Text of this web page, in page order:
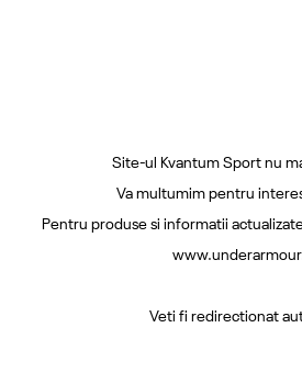
Site-ul Kvantum Sport nu
Va multumim pentru
Pentru produse si informatii
Veti fi redirectionat